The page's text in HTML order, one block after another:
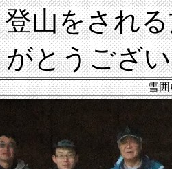
山をされる
とうござ
雪